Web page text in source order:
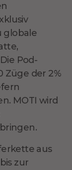
globale
Pod-
Züge der 2%
MOTI wird
aus
zur